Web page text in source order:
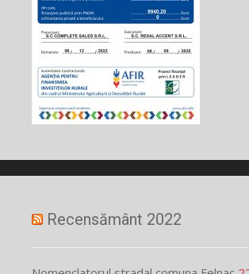
Recensământ 2022